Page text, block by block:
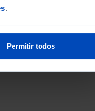
.
Permitir todos